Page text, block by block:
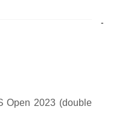
Open 2023 (double
-